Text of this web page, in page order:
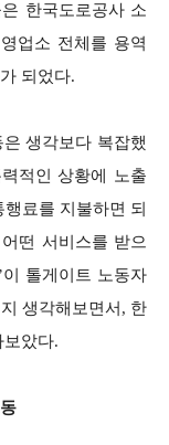
한국도로공사 소
업소 전체를 용역
되었다.
생각보다 복잡했
적인 상황에 노출
료를 지불하면 되
떤 서비스를 받으
이 톨게이트 노동자
생각해보면서, 한
았다.